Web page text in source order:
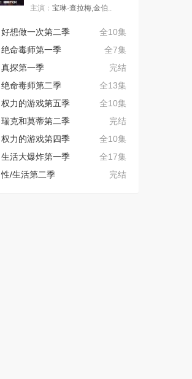
主演： 宝琳·查拉梅,金伯..
全10集
好想做一次第二季
全7集
绝命毒师第一季
完结
真探第一季
全13集
绝命毒师第二季
全10集
权力的游戏第五季
完结
瑞克和莫蒂第二季
全10集
权力的游戏第四季
全17集
生活大爆炸第一季
完结
性/生活第二季